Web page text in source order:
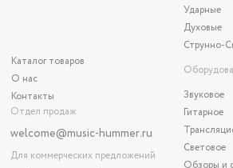
Каталог товаров
О нас
Контакты
Отдел продаж
welcome@music-hummer.ru
Для коммерческих предложений
Ударные
Духовые
Струнно-
Звуковое
Гитарное
Световое
Обзоры и